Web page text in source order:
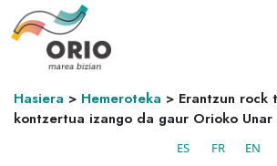
Hasiera > Hemeroteka > Erantzun rock
kontzertua izango da gaur Orioko Unar
ES FR EN